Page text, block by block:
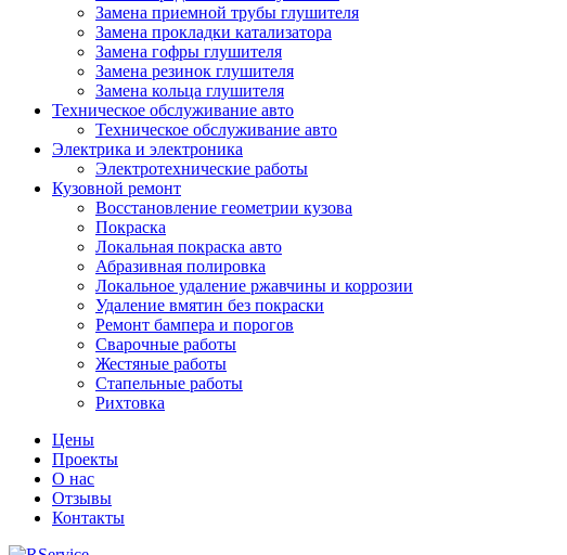
Замена приемной трубы глушителя
Замена прокладки катализатора
Замена гофры глушителя
Замена резинок глушителя
Замена кольца глушителя
Техническое обслуживание авто
Техническое обслуживание авто
Электрика и электроника
Электротехнические работы
Кузовной ремонт
Восстановление геометрии кузова
Покраска
Локальная покраска авто
Абразивная полировка
Локальное удаление ржавчины и коррозии
Удаление вмятин без покраски
Ремонт бампера и порогов
Сварочные работы
Жестяные работы
Стапельные работы
Рихтовка
Цены
Проекты
О нас
Отзывы
Контакты